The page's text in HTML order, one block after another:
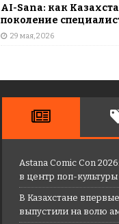
AI-Sana: как
поколение
29 мая, 2026
Astana Comic Con
в центр поп-культуры
В Казахстане
выпустили на волю